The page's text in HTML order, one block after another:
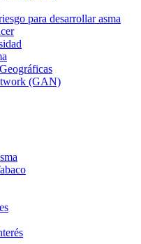
para desarrollar asma
(GAN)